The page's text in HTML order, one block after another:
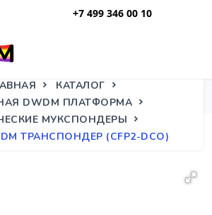
+7 499 346 00 10
КАТАЛОГ
DWDM ПЛАТФОРМА
МУКСПОНДЕРЫ
ТРАНСПОНДЕР (CFP2-DCO)